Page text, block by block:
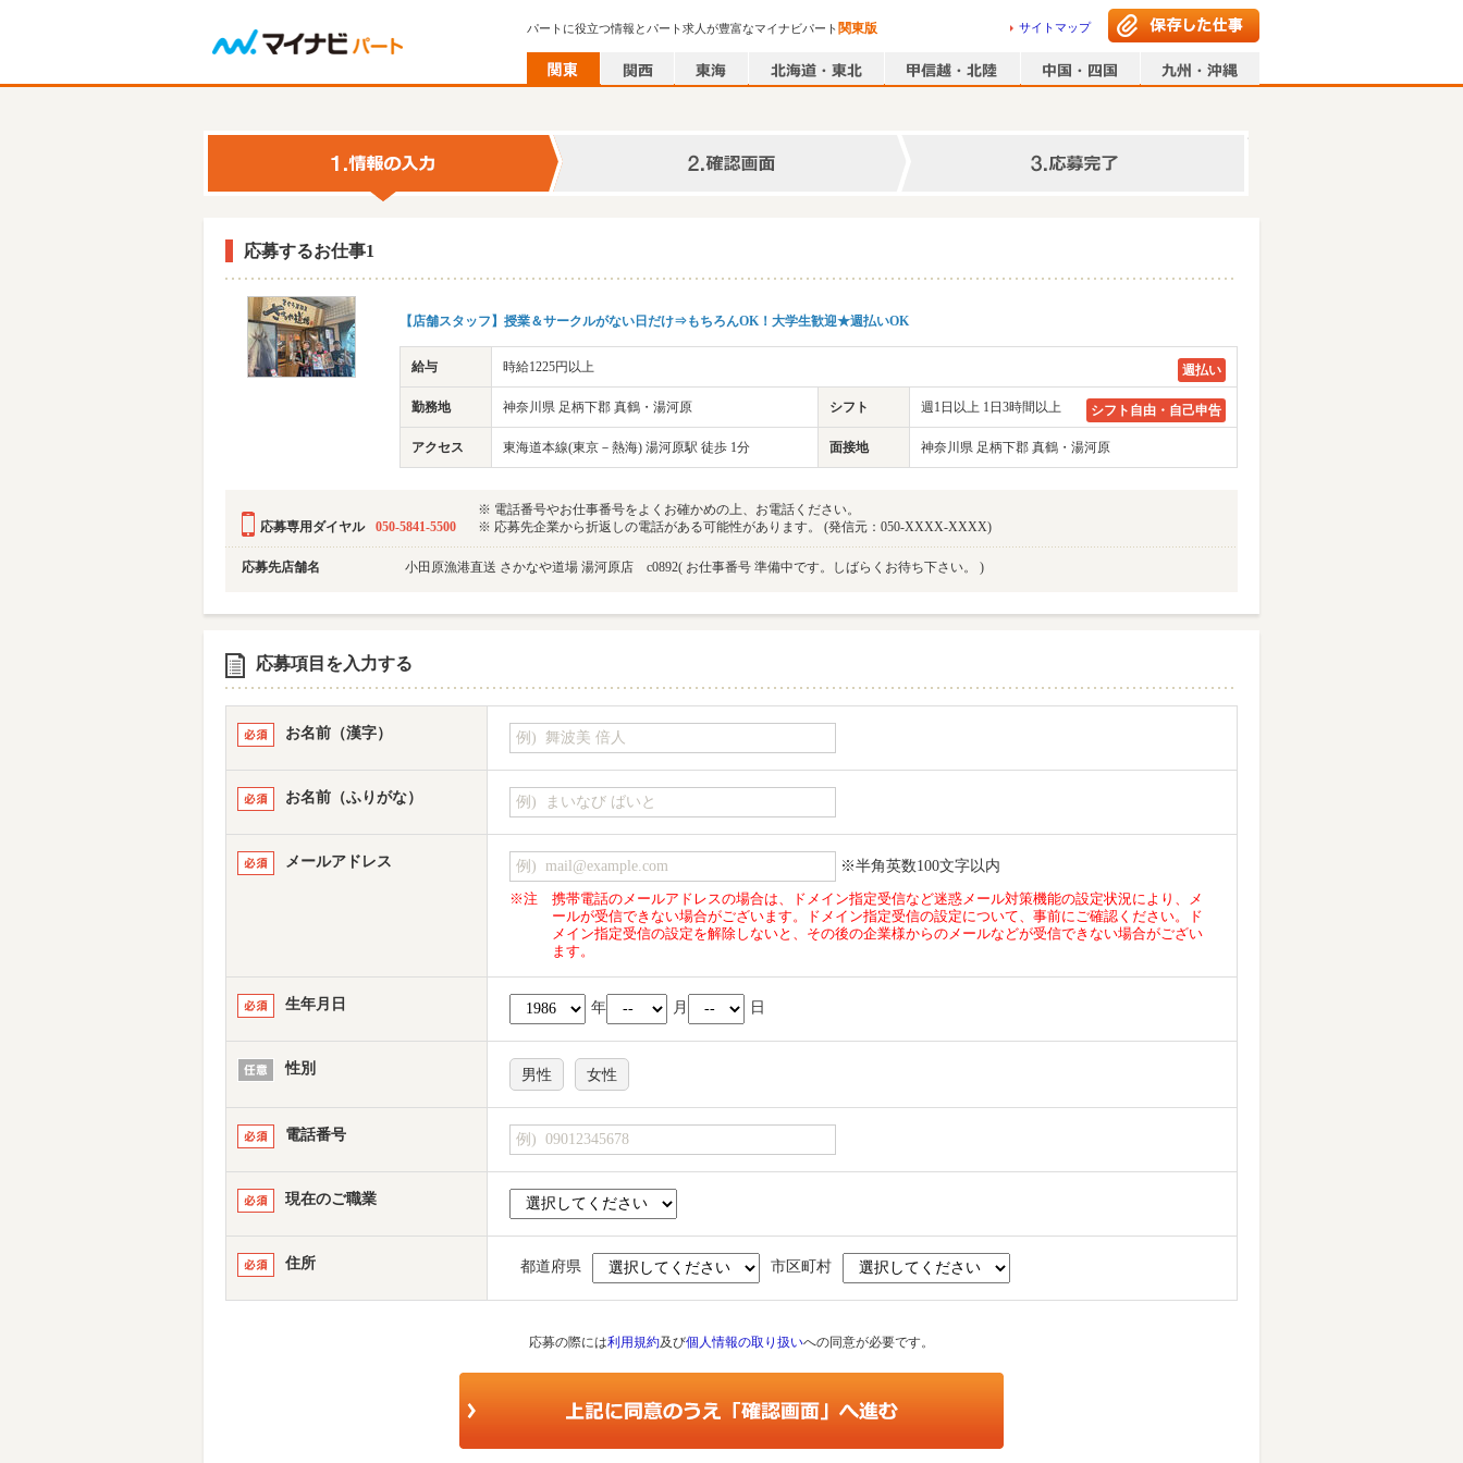
パートに役立つ情報とパート求人が豊富なマイナビパート 関東版 サイトマップ
応募するお仕事1
【店舗スタッフ】授業＆サークルがない日だけ⇒もちろんOK！大学生歓迎★週払いOK
給与 時給1225円以上 週払い
勤務地 神奈川県 足柄下郡 真鶴・湯河原 シフト 週1日以上 1日3時間以上 シフト自由・自己申告
アクセス 東海道本線(東京－熱海) 湯河原駅 徒歩 1分 面接地 神奈川県 足柄下郡 真鶴・湯河原
応募専用ダイヤル 050-5841-5500
※ 電話番号やお仕事番号をよくお確かめの上、お電話ください。
※ 応募先企業から折返しの電話がある可能性があります。 (発信元：050-XXXX-XXXX)
応募先店舗名 小田原漁港直送 さかなや道場 湯河原店 c0892( お仕事番号 準備中です。しばらくお待ち下さい。 )
応募項目を入力する
お名前（漢字）
お名前（ふりがな）
メールアドレス
※半角英数100文字以内
※注
携帯電話のメールアドレスの場合は、ドメイン指定受信など迷惑メール対策機能の設定状況により、メ
ールが受信できない場合がございます。ドメイン指定受信の設定について、事前にご確認ください。ド
メイン指定受信の設定を解除しないと、その後の企業様からのメールなどが受信できない場合がござい
ます。
生年月日 年 月 日
性別 男性 女性
電話番号
現在のご職業
住所 都道府県 市区町村
応募の際には利用規約及び個人情報の取り扱いへの同意が必要です。